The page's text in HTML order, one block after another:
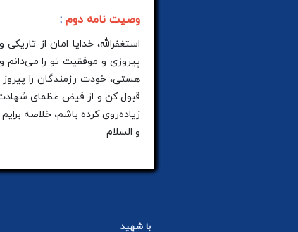
وصیت نامه دوم :
استغفرالله، خدایا امان از
پیروزی و موفقیت تو را می‌دانم
هستی، خودت رزمندگان را پیروز
قبول کن و از فیض عظمای شهادت
زیاده‌روی کرده باشم، خلاصه
و السلام
با شهید